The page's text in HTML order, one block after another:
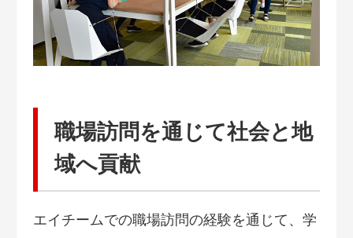
職場訪問を通じて社会と地
域へ貢献
エイチームでの職場訪問の経験を通じて、学